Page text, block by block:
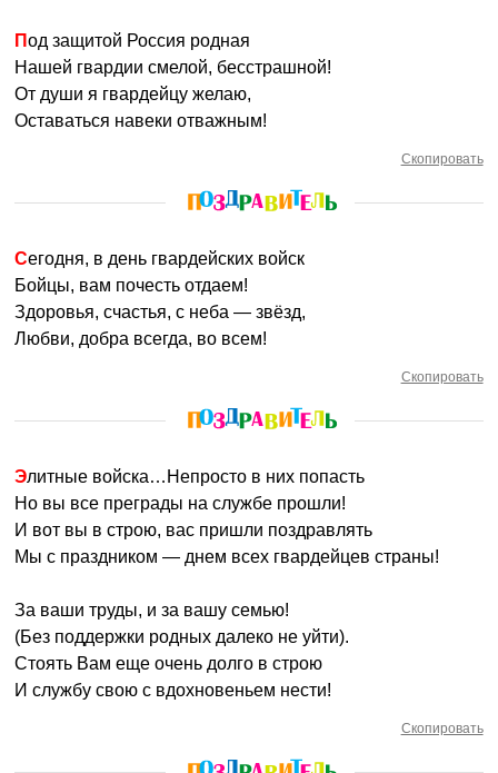
Под защитой Россия родная
Нашей гвардии смелой, бесстрашной!
От души я гвардейцу желаю,
Оставаться навеки отважным!
Скопировать
Сегодня, в день гвардейских войск
Бойцы, вам почесть отдаем!
Здоровья, счастья, с неба — звёзд,
Любви, добра всегда, во всем!
Скопировать
Элитные войска…Непросто в них попасть
Но вы все преграды на службе прошли!
И вот вы в строю, вас пришли поздравлять
Мы с праздником — днем всех гвардейцев страны!
За ваши труды, и за вашу семью!
(Без поддержки родных далеко не уйти).
Стоять Вам еще очень долго в строю
И службу свою с вдохновеньем нести!
Скопировать